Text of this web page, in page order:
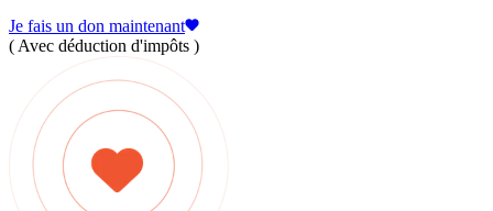
Je fais un don maintenant
( Avec déduction d'impôts )